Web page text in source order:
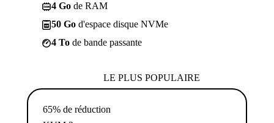
4 Go de RAM
50 Go d'espace disque NVMe
4 To de bande passante
LE PLUS POPULAIRE
65% de réduction